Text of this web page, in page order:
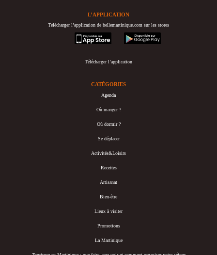
L’APPLICATION
Télécharger l’application de bellemartinique.com sur les stores
appstore
googleplay
Télécharger l’application
CATÉGORIES
Agenda
Où manger ?
Où dormir ?
Se déplacer
Activités&Loisirs
Recettes
Artisanat
Bien-être
Lieux à visiter
Promotions
La Martinique